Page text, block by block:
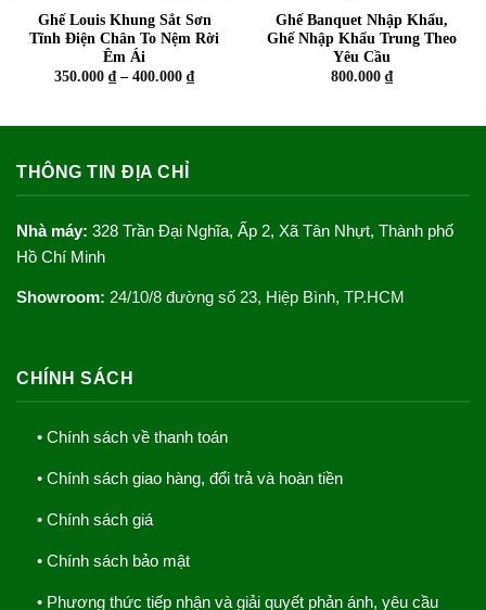
Ghế Louis Khung Sắt Sơn
Tĩnh Điện Chân To Nệm Rời
Êm Ái
350.000 ₫ – 400.000 ₫Khoảng
Ghế Banquet Nhập Khẩu,
Ghế Nhập Khẩu Trung Theo
Yêu Cầu
800.000 ₫
THÔNG TIN ĐỊA CHỈ
Nhà máy: 328 Trần Đại Nghĩa, Ấp 2, Xã Tân Nhựt, Thành phố
Hồ Chí Minh
Showroom: 24/10/8 đường số 23, Hiệp Bình, TP.HCM
CHÍNH SÁCH
• Chính sách về thanh toán
• Chính sách giao hàng, đổi trả và hoàn tiền
• Chính sách giá
• Chính sách bảo mật
• Phương thức tiếp nhận và giải quyết phản ánh, yêu cầu